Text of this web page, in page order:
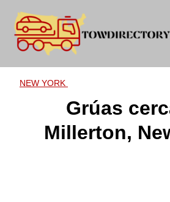
content
NEW YORK
Grúas
Millerton,